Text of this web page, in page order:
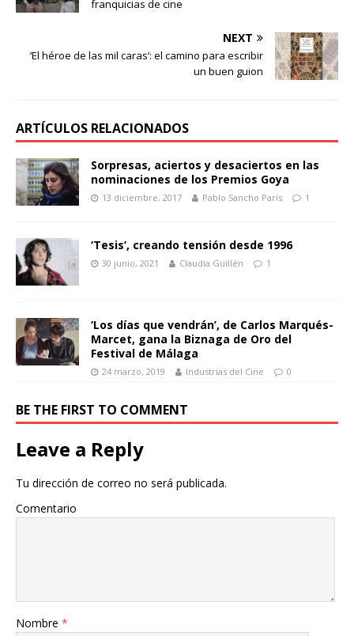
franquicias de cine
NEXT
‘El héroe de las mil caras’: el camino para escribir
un buen guion
ARTÍCULOS RELACIONADOS
Sorpresas, aciertos y desaciertos en las
nominaciones de los Premios Goya
13 diciembre, 2017 Pablo Sancho París 1
‘Tesis’, creando tensión desde 1996
30 junio, 2021 Claudia Guillén 1
‘Los días que vendrán’, de Carlos Marqués-
Marcet, gana la Biznaga de Oro del
Festival de Málaga
24 marzo, 2019 Industrias del Cine 0
BE THE FIRST TO COMMENT
Leave a Reply
Tu dirección de correo no será publicada.
Comentario
Nombre *